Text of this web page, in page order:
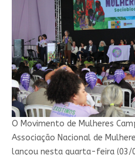
O Movimento de Mulheres
Associação Nacional de
lançou nesta quarta-feira (03/